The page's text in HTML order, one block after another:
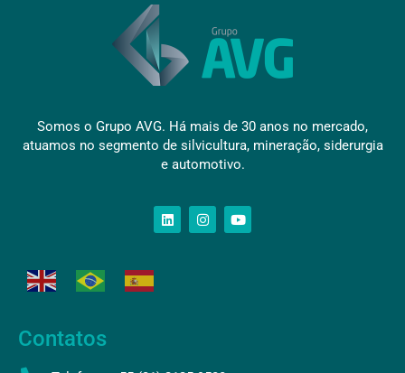
Somos o Grupo AVG. Há mais de 30 anos no mercado,
atuamos no segmento de silvicultura, mineração, siderurgia
e automotivo.
Contatos